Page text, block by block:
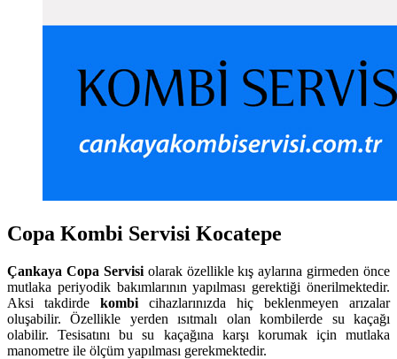
Copa Kombi Servisi Kocatepe
Çankaya Copa Servisi olarak özellikle kış aylarına girmeden önce
mutlaka periyodik bakımlarının yapılması gerektiği önerilmektedir.
Aksi takdirde kombi cihazlarınızda hiç beklenmeyen arızalar
oluşabilir. Özellikle yerden ısıtmalı olan kombilerde su kaçağı
olabilir. Tesisatını bu su kaçağına karşı korumak için mutlaka
manometre ile ölçüm yapılması gerekmektedir.